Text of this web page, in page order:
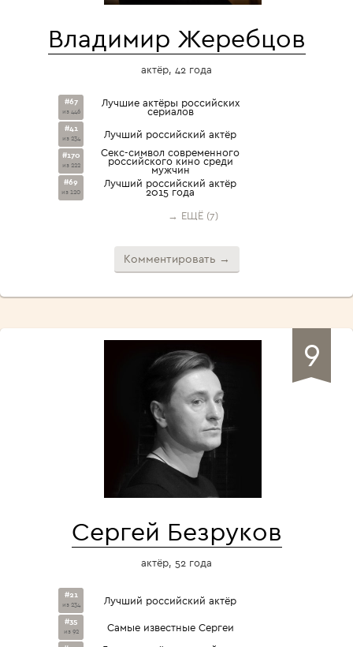
Владимир Жеребцов
актёр, 42 года
#67
из 446
Лучшие актёры российских
сериалов
#41
из 234 Лучший российский актёр
#170
из 222
Секс-символ современного
российского кино среди
мужчин
#69
из 120
Лучший российский актёр
2015 года
→ ЕЩЁ (7)
Комментировать →
9
Сергей Безруков
актёр, 52 года
#21
из 234 Лучший российский актёр
#35
из 92 Самые известные Сергеи